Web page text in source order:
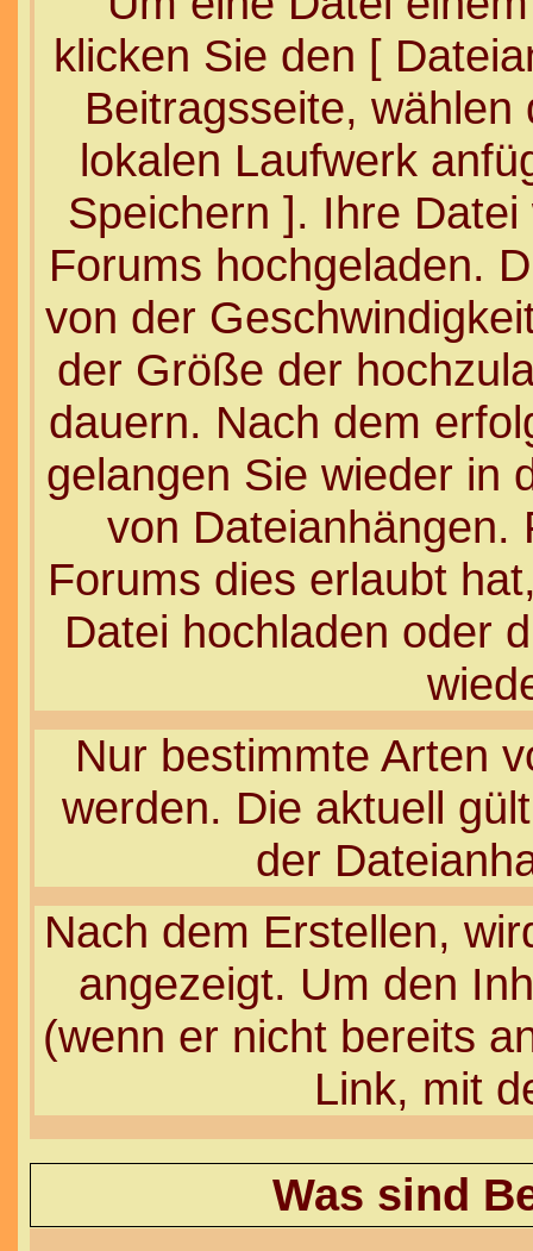
klicken Sie den [
Beitragsseite,
lokalen Laufwerk
Speichern ]. Ihre
Forums hochgeladen.
von der
der Größe der
dauern. Nach dem
gelangen Sie wieder in
von Dateianhängen.
Forums dies erlaubt
Datei hochladen oder
Nur bestimmte Arten
werden. Die aktuell
der
Nach dem Erstellen,
angezeigt. Um den
(wenn er nicht bereits
Link, mit
Was sind